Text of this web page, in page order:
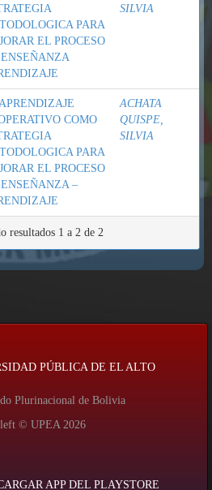
PARA
EL PROCESO
SILVIA
COMO
PARA
EL PROCESO
–
ACHATA
QUISPE,
SILVIA
resultados 1 a 2 de 2
PÚBLICA DE EL ALTO
Plurinacional de Bolivia
© UPEA 2026
APP DEL PLAYSTORE